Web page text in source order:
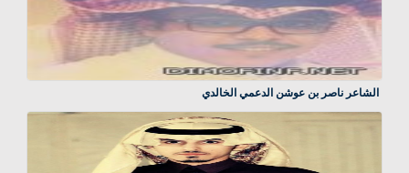
الشاعر ناصر بن عوشن الدعمي الخالدي